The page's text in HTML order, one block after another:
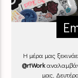
Η μέρα μας
@rtWork
μας,